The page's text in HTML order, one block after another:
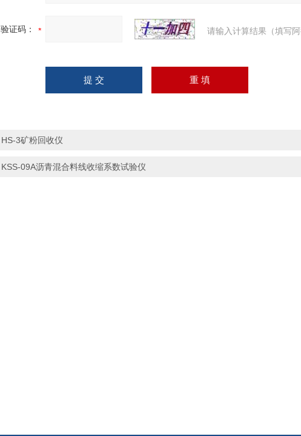
验证码： 请输入计算结果（填写
HS-3矿粉回收仪
KSS-09A沥青混合料线收缩系数试验仪